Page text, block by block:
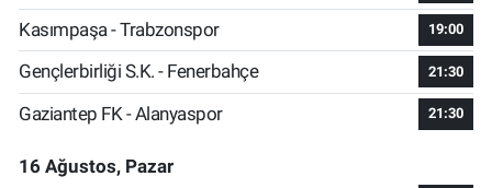
Kasımpaşa - Trabzonspor 19:00
Gençlerbirliği S.K. - Fenerbahçe 21:30
Gaziantep FK - Alanyaspor 21:30
16 Ağustos, Pazar